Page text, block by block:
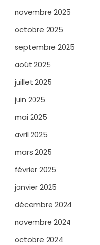
novembre 2025
octobre 2025
septembre 2025
août 2025
juillet 2025
juin 2025
mai 2025
avril 2025
mars 2025
février 2025
janvier 2025
décembre 2024
novembre 2024
octobre 2024